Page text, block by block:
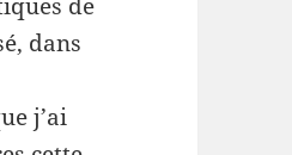
dans
j’ai